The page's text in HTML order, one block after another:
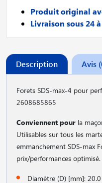
Produit original
Livraison sous 24
Description Avis
Forets SDS-max-4 pour
2608685865
Conviennent pour la
Utilisables sur tous les
emmanchement SDS-max
prix/performances optimisé.
Diamètre (D) [mm]: 20.0